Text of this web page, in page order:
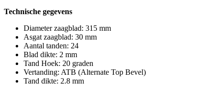
Technische gegevens
Diameter zaagblad: 315 mm
Asgat zaagblad: 30 mm
Aantal tanden: 24
Blad dikte: 2 mm
Tand Hoek: 20 graden
Vertanding: ATB (Alternate Top Bevel)
Tand dikte: 2.8 mm